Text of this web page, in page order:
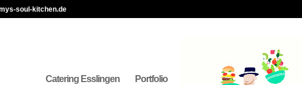
soul-kitchen.de
Catering Esslingen Portfolio